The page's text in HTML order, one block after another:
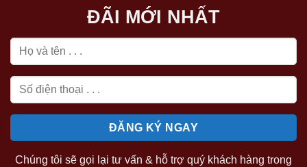
ĐÃI MỚI NHẤT
Chúng tôi sẽ gọi lại tư vấn & hỗ trợ quý khách hàng trong